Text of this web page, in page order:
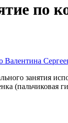
по
Валентина
занятия
(пальчиковая